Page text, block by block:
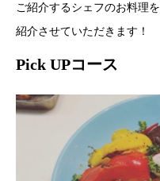
ご紹介するシェフのお料理
紹介させていただきます！
Pick UPコース